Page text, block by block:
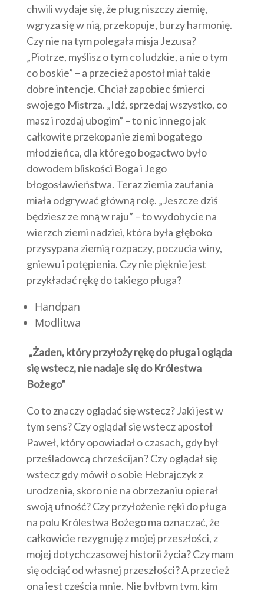
chwili wydaje się, że pług niszczy ziemię,
wgryza się w nią, przekopuje, burzy harmonię.
Czy nie na tym polegała misja Jezusa?
„Piotrze, myślisz o tym co ludzkie, a nie o tym
co boskie” – a przecież apostoł miał takie
dobre intencje. Chciał zapobiec śmierci
swojego Mistrza. „Idź, sprzedaj wszystko, co
masz i rozdaj ubogim” – to nic innego jak
całkowite przekopanie ziemi bogatego
młodzieńca, dla którego bogactwo było
dowodem bliskości Boga i Jego
błogosławieństwa. Teraz ziemia zaufania
miała odgrywać główną rolę. „Jeszcze dziś
będziesz ze mną w raju” – to wydobycie na
wierzch ziemi nadziei, która była głęboko
przysypana ziemią rozpaczy, poczucia winy,
gniewu i potępienia. Czy nie pięknie jest
przykładać rękę do takiego pługa?
Handpan
Modlitwa
„Żaden, który przyłoży rękę do pługa i ogląda
się wstecz, nie nadaje się do Królestwa
Bożego”
Co to znaczy oglądać się wstecz? Jaki jest w
tym sens? Czy oglądał się wstecz apostoł
Paweł, który opowiadał o czasach, gdy był
prześladowcą chrześcijan? Czy oglądał się
wstecz gdy mówił o sobie Hebrajczyk z
urodzenia, skoro nie na obrzezaniu opierał
swoją ufność? Czy przyłożenie ręki do pługa
na polu Królestwa Bożego ma oznaczać, że
całkowicie rezygnuję z mojej przeszłości, z
mojej dotychczasowej historii życia? Czy mam
się odciąć od własnej przeszłości? A przecież
ona jest częścią mnie. Nie byłbym tym, kim